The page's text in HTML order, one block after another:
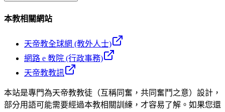
本教相關網站
天帝教全球網 (教外人士)
網路 e 教院 (行政事務)
天帝教教訊
本站是專門為天帝教教徒（互稱同奮，共同奮鬥之意）設計，
部分用語可能需要經過本教相關訓練，才容易了解。如果您還